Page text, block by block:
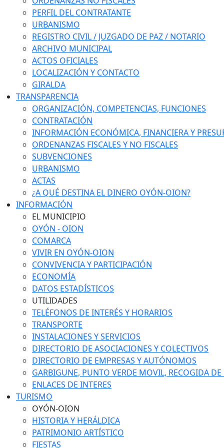
PERFIL DEL CONTRATANTE
URBANISMO
REGISTRO CIVIL / JUZGADO DE PAZ / NOTARIO
ARCHIVO MUNICIPAL
ACTOS OFICIALES
LOCALIZACIÓN Y CONTACTO
GIRALDA
TRANSPARENCIA
ORGANIZACIÓN, COMPETENCIAS, FUNCIONES
CONTRATACIÓN
INFORMACIÓN ECONÓMICA, FINANCIERA Y
ORDENANZAS FISCALES Y NO FISCALES
SUBVENCIONES
URBANISMO
ACTAS
¿A QUÉ DESTINA EL DINERO OYÓN-OION?
INFORMACIÓN
EL MUNICIPIO
OYÓN - OION
COMARCA
VIVIR EN OYÓN-OION
CONVIVENCIA Y PARTICIPACIÓN
ECONOMÍA
DATOS ESTADÍSTICOS
UTILIDADES
TELÉFONOS DE INTERÉS Y HORARIOS
TRANSPORTE
INSTALACIONES Y SERVICIOS
DIRECTORIO DE ASOCIACIONES Y COLECTIVOS
DIRECTORIO DE EMPRESAS Y AUTÓNOMOS
GARBIGUNE, PUNTO VERDE MOVIL, RECOGIDA DE
ENLACES DE INTERES
TURISMO
OYÓN-OION
HISTORIA Y HERÁLDICA
PATRIMONIO ARTÍSTICO
FIESTAS